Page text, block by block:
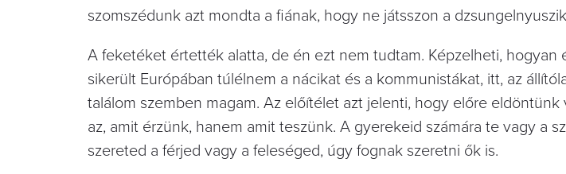
szomszédunk azt mondta a fiának, hogy ne játsszon a
A feketéket értették alatta, de én ezt nem tudtam. Képzelheti, hogyan
sikerült Európában túlélnem a nácikat és a kommunistákat, itt, az
találom szemben magam. Az előítélet azt jelenti, hogy előre
az, amit érzünk, hanem amit teszünk. A gyerekeid számára te vagy a
szereted a férjed vagy a feleséged, úgy fognak szeretni ők is.